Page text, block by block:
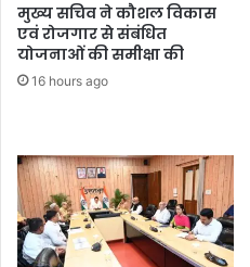
मुख्य सचिव ने कौशल विकास
एवं रोजगार से संबंधित
योजनाओं की समीक्षा की
16 hours ago